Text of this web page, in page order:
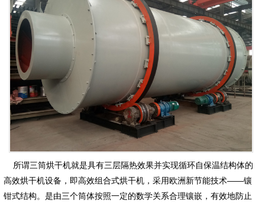
所谓三筒烘干机就是具有三层隔热效果并实现循环自保温结构体的
高效烘干机设备，即高效组合式烘干机，采用欧洲新节能技术——镶
钳式结构。是由三个筒体按照一定的数学关系合理镶嵌，有效地防止